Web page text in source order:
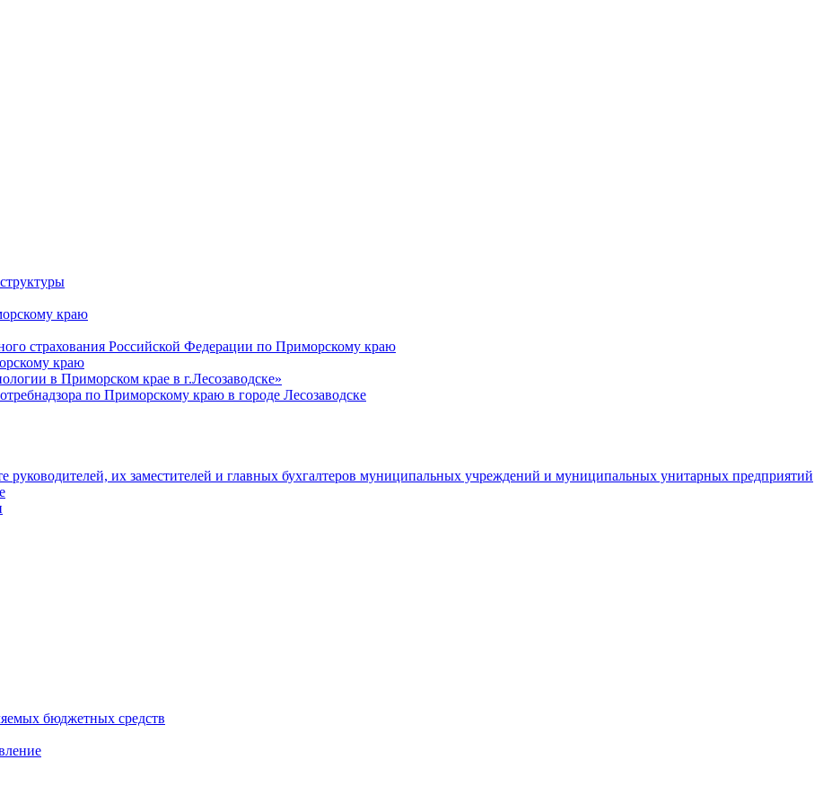
краю
страхования Российской Федерации по Приморскому краю
краю
в Приморском крае в г.Лесозаводске»
по Приморскому краю в городе Лесозаводске
руководителей, их заместителей и главных бухгалтеров муниципальных учреждений и муниципальных унитарных предприятий
бюджетных средств